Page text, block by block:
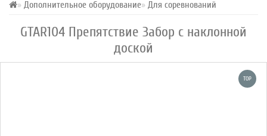
Дополнительное оборудование Для соревнований
GTAR104 Препятствие Забор с наклонной
доской
TOP